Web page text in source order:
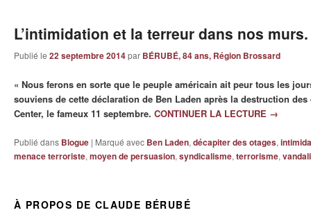
L’intimidation et la terreur dans nos murs.
Publié le 22 septembre 2014par BÉRUBÉ, 84 ans, Région Brossard
« Nous ferons en sorte que le peuple américain ait peur tous les
souviens de cette déclaration de Ben Laden après la destruction
Center, le fameux 11 septembre. CONTINUER LA LECTURE →
Publié dans Blogue | Marqué avec Ben Laden, décapiter des otages,
menace terroriste, moyen de persuasion, syndicalisme, terrorisme,
À PROPOS DE CLAUDE BÉRUBÉ